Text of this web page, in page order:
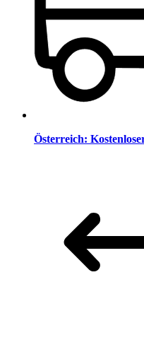
Österreich: